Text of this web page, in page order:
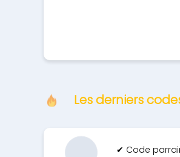
Les derniers
✔ Code